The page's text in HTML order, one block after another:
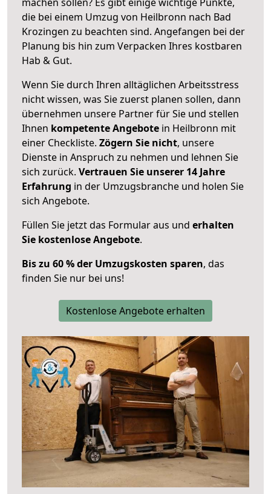
die bei einem Umzug von Heilbronn nach Bad
Krozingen zu beachten sind. Angefangen bei der
Planung bis hin zum Verpacken Ihres kostbaren
Hab & Gut.
Wenn Sie durch Ihren alltäglichen Arbeitsstress
nicht wissen, was Sie zuerst planen sollen, dann
übernehmen unsere Partner für Sie und stellen
Ihnen kompetente Angebote in Heilbronn mit
einer Checkliste. Zögern Sie nicht, unsere
Dienste in Anspruch zu nehmen und lehnen Sie
sich zurück. Vertrauen Sie unserer 14 Jahre
Erfahrung in der Umzugsbranche und holen Sie
sich Angebote.
Füllen Sie jetzt das Formular aus und erhalten
Sie kostenlose Angebote.
Bis zu 60 % der Umzugskosten sparen, das
finden Sie nur bei uns!
Kostenlose Angebote erhalten